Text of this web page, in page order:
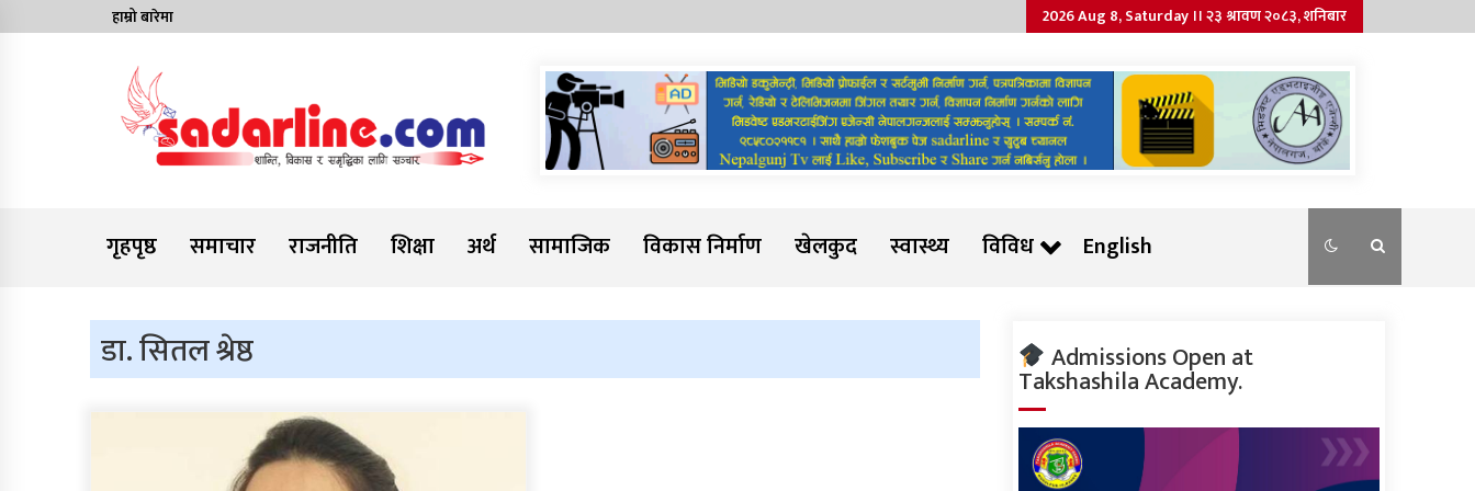
to
हाम्रो बारेमा 2026 Aug 8, Saturday ।। २३ श्रावण २०८३, शनिबार
Sadarline
गृहपृष्ठ
समाचार राजनीति शिक्षा अर्थ सामाजिक विकास निर्माण खेलकुद स्वास्थ्य विविध English
डा. सितल श्रेष्ठ Admissions Open at
Takshashila Academy.